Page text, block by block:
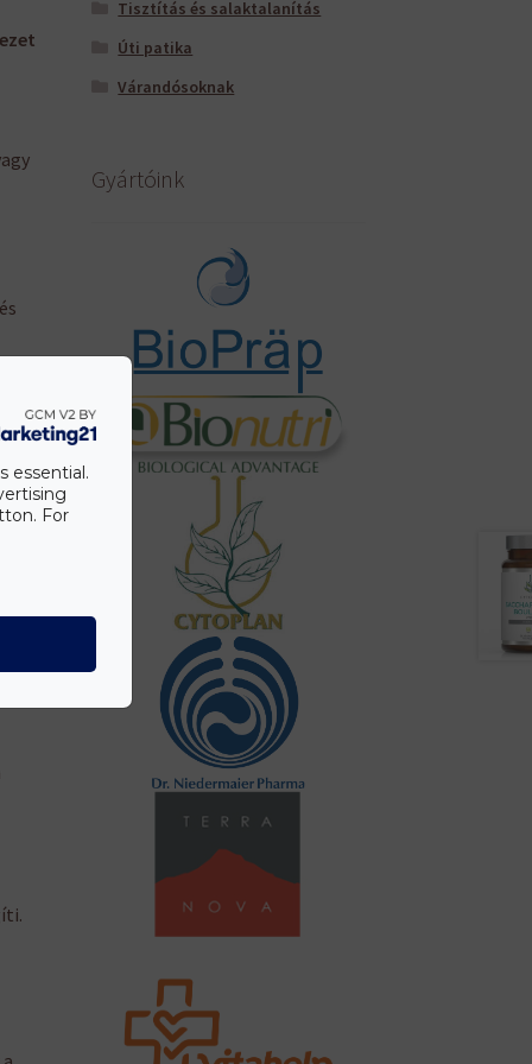
Tisztítás és salaktalanítás
Úti patika
Várandósoknak
Gyártóink
essential.
For